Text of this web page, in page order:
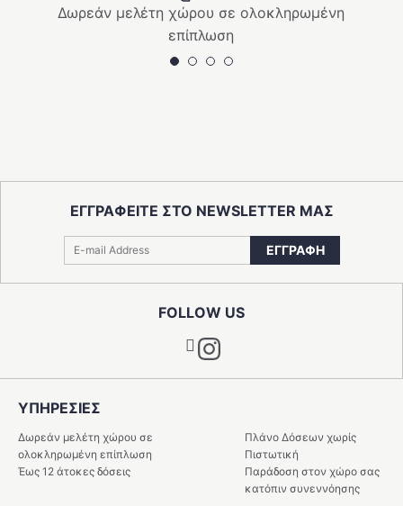
Δωρεάν μελέτη χώρου σε ολοκληρωμένη
επίπλωση
FOLLOW US
Instagram
ΕΓΓΡΑΦΕΙΤΕ ΣΤΟ NEWSLETTER ΜΑΣ
ΕΓΓΡΑΦΗ
ΥΠΗΡΕΣIΕΣ
Δωρεάν μελέτη χώρου σε
ολοκληρωμένη επίπλωση
Πλάνο Δόσεων χωρίς
Πιστωτική
Έως 12 άτοκες δόσεις
Παράδοση στον χώρο σας
κατόπιν συνεννόησης